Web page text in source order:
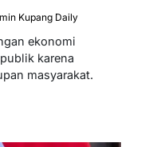
Kupang Daily
ekonomi
karena
masyarakat.